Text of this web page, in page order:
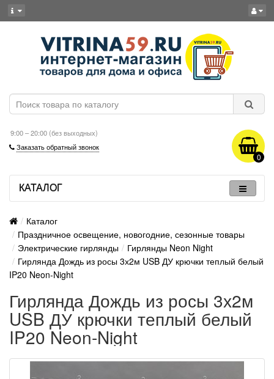
9:00 – 20:00 (без выходных)
Заказать обратный звонок
0
КАТАЛОГ
Каталог
Праздничное освещение, новогодние, сезонные товары
Электрические гирлянды
Гирлянды Neon Night
Гирлянда Дождь из росы 3х2м USB ДУ крючки теплый белый
IP20 Neon-Night
Гирлянда Дождь из росы 3х2м
USB ДУ крючки теплый белый
IP20 Neon-Night